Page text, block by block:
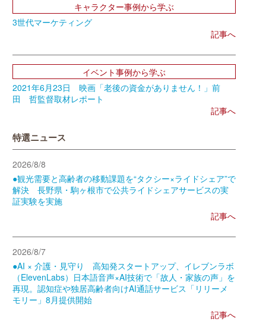
キャラクター事例から学ぶ
3世代マーケティング
記事へ
イベント事例から学ぶ
2021年6月23日 映画「老後の資金がありません！」前
田 哲監督取材レポート
記事へ
特選ニュース
2026/8/8
●観光需要と高齢者の移動課題を“タクシー×ライドシェア”で
解決 長野県・駒ヶ根市で公共ライドシェアサービスの実
証実験を実施
記事へ
2026/8/7
●AI × 介護・見守り 高知発スタートアップ、イレブンラボ
（ElevenLabs）日本語音声×AI技術で「故人・家族の声」を
再現。認知症や独居高齢者向けAI通話サービス「リリーメ
モリー」8月提供開始
記事へ